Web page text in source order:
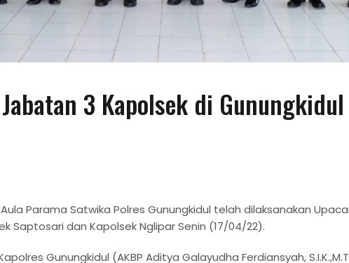
3 Kapolsek di Gunungkidul
Parama Satwika Polres Gunungkidul telah dilaksanakan
Saptosari dan Kapolsek Nglipar Senin (17/04/22).
Gunungkidul (AKBP Aditya Galayudha Ferdiansyah,